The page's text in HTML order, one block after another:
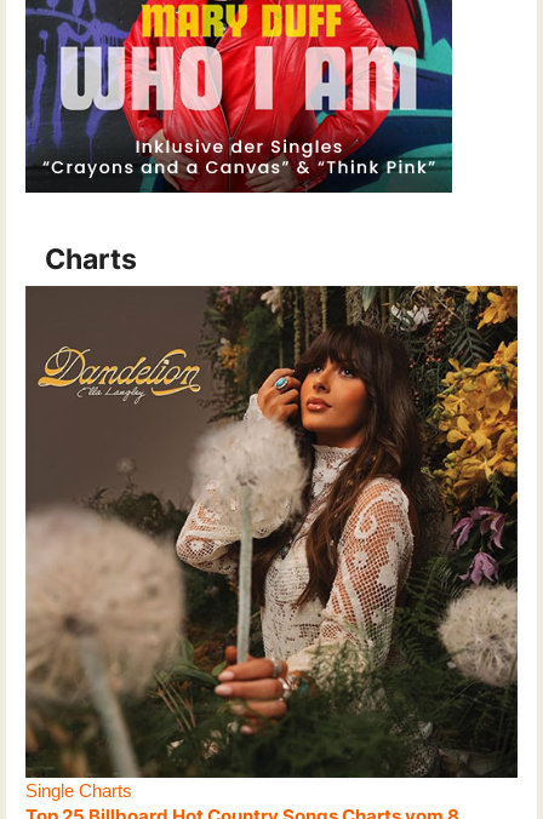
Charts
Single Charts